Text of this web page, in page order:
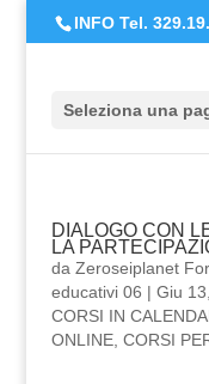
INFO Tel.
Seleziona una
DIALOGO CON
LA
da Zeroseiplanet
educativi 06 | Giu
CORSI IN
ONLINE, CORSI